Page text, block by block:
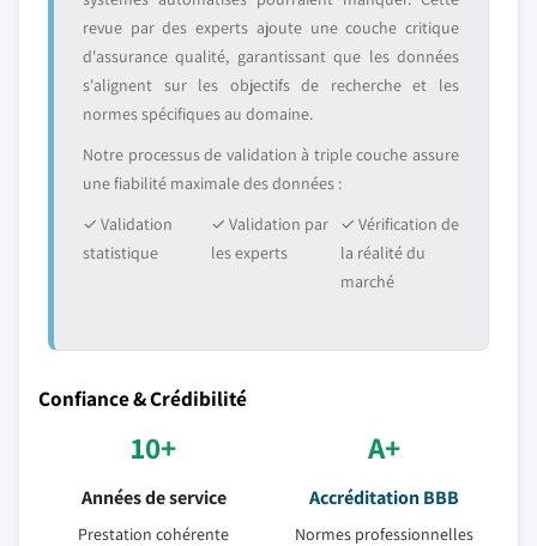
revue par des experts ajoute une couche critique
d'assurance qualité, garantissant que les données
s'alignent sur les objectifs de recherche et les
normes spécifiques au domaine.
Notre processus de validation à triple couche assure
une fiabilité maximale des données :
✓ Validation
statistique
✓ Validation par
les experts
✓ Vérification de
la réalité du
marché
Confiance & Crédibilité
10+
Années de service
Prestation cohérente
A+
Accréditation BBB
Normes professionnelles